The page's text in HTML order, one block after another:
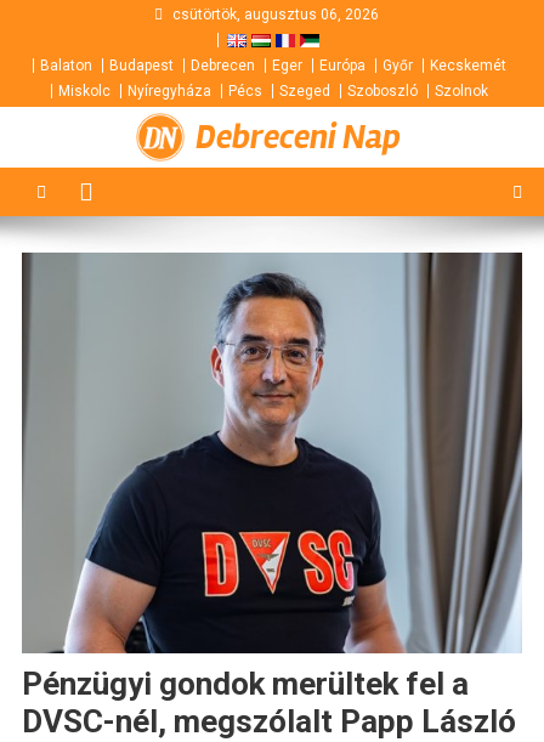
content
csütörtök, augusztus 06, 2026
Balaton Budapest Debrecen Eger Európa Győr
Kecskemét
Miskolc
Nyíregyháza Pécs Szeged Szoboszló Szolnok
Debreceni Nap
Pénzügyi gondok merültek fel a
DVSC-nél, megszólalt Papp László